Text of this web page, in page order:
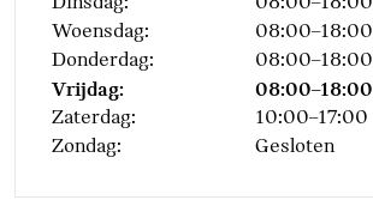
Woensdag:
08:00–18:00
Donderdag:
08:00–18:00
Vrijdag: 08:00–18:00
Zaterdag:
10:00–17:00
Zondag:
Gesloten